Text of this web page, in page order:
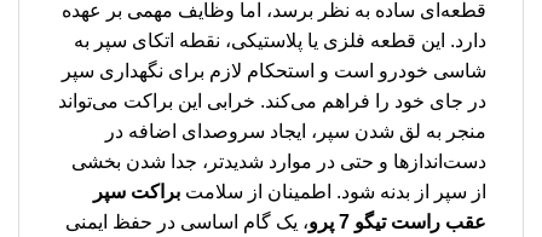
قطعه‌ای ساده به نظر برسد، اما وظایف مهمی بر عهده
دارد. این قطعه فلزی یا پلاستیکی، نقطه اتکای سپر به
شاسی خودرو است و استحکام لازم برای نگهداری سپر
در جای خود را فراهم می‌کند. خرابی این براکت می‌تواند
منجر به لق شدن سپر، ایجاد سروصدای اضافه در
دست‌اندازها و حتی در موارد شدیدتر، جدا شدن بخشی
از سپر از بدنه شود. اطمینان از سلامت براکت سپر
عقب راست تیگو 7 پرو
، یک گام اساسی در حفظ ایمنی